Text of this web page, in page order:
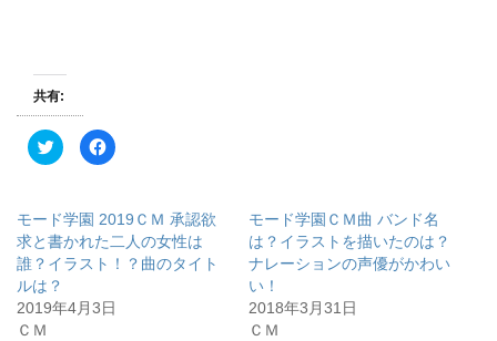
共有:
ク
リ
て
T
w
i
t
t
e
r
で
F
a
o
o
k
で
共
る
に
モード学園 2019ＣＭ 承認欲
求と書かれた二人の女性は
誰？イラスト！？曲のタイト
ルは？
2019年4月3日
ＣＭ
モード学園ＣＭ曲 バンド名
は？イラストを描いたのは？
ナレーションの声優がかわい
い！
2018年3月31日
ＣＭ